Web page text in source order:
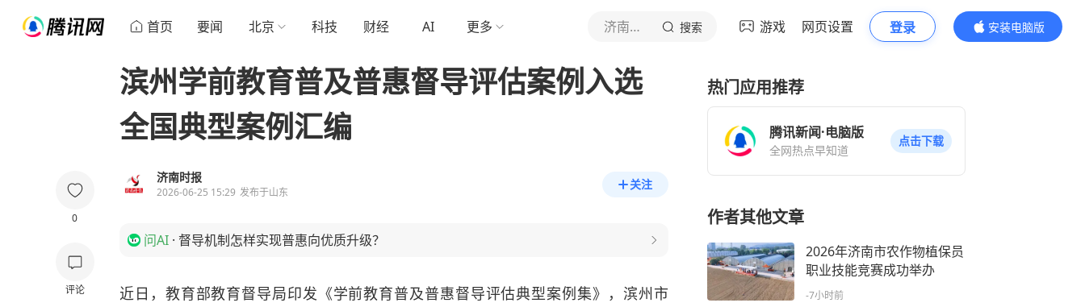
首页 要闻 北京 科技 财经 AI 更多 济南时报 搜索 游戏 网页设置 登录
安装电脑版
内容更精彩
0
评论
滨州学前教育普及普惠督导评估案例入选
全国典型案例汇编
济南时报
2026-06-25 15:29 发布于山东
关注
问AI · 督导机制怎样实现普惠向优质升级？
近日，教育部教育督导局印发《学前教育普及普惠督导评估典型案例集》，滨州市
热门应用推荐
腾讯新闻·电脑版
全网热点早知道
点击下载
作者其他文章
2026年济南市农作物植保员
职业技能竞赛成功举办
-7小时前